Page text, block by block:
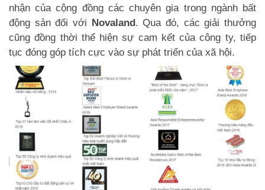
nhận của cộng đồng các chuyên gia trong ngành bất
động sản đối với Novaland. Qua đó, các giải thưởng
cũng đồng thời thể hiện sự cam kết của công ty, tiếp
tục đóng góp tích cực vào sự phát triển của xã hội.